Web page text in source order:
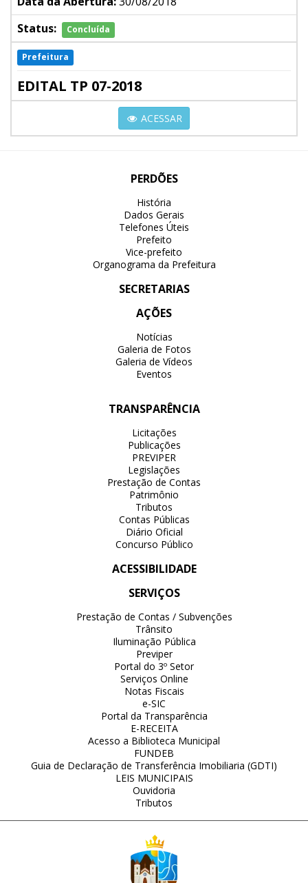
Status:
Concluída
Prefeitura
EDITAL TP 07-2018
ACESSAR
PERDÕES
História
Dados Gerais
Telefones Úteis
Prefeito
Vice-prefeito
Organograma da Prefeitura
SECRETARIAS
AÇÕES
Notícias
Galeria de Fotos
Galeria de Vídeos
Eventos
TRANSPARÊNCIA
Licitações
Publicações
PREVIPER
Legislações
Prestação de Contas
Patrimônio
Tributos
Contas Públicas
Diário Oficial
Concurso Público
ACESSIBILIDADE
SERVIÇOS
Prestação de Contas / Subvenções
Trânsito
Iluminação Pública
Previper
Portal do 3º Setor
Serviços Online
Notas Fiscais
e-SIC
Portal da Transparência
E-RECEITA
Acesso a Biblioteca Municipal
FUNDEB
Guia de Declaração de Transferência Imobiliaria (GDTI)
LEIS MUNICIPAIS
Ouvidoria
Tributos